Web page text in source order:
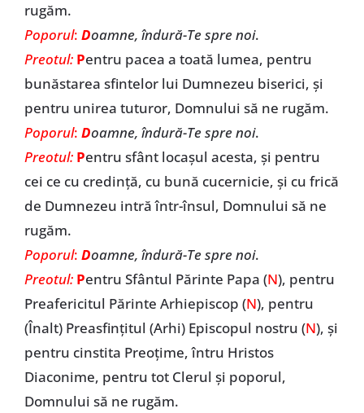
rugăm.
Poporul: Doamne, îndură-Te spre noi.
Preotul: Pentru pacea a toată lumea, pentru
bunăstarea sfintelor lui Dumnezeu biserici, și
pentru unirea tuturor, Domnului să ne rugăm.
Poporul: Doamne, îndură-Te spre noi.
Preotul: Pentru sfânt locașul acesta, și pentru
cei ce cu credință, cu bună cucernicie, și cu frică
de Dumnezeu intră într-însul, Domnului să ne
rugăm.
Poporul: Doamne, îndură-Te spre noi.
Preotul: Pentru Sfântul Părinte Papa (N), pentru
Preafericitul Părinte Arhiepiscop (N), pentru
(Înalt) Preasfințitul (Arhi) Episcopul nostru (N), și
pentru cinstita Preoțime, întru Hristos
Diaconime, pentru tot Clerul și poporul,
Domnului să ne rugăm.